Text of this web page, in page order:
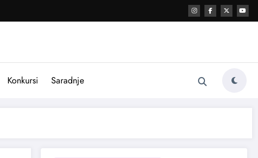
Konkursi Saradnje